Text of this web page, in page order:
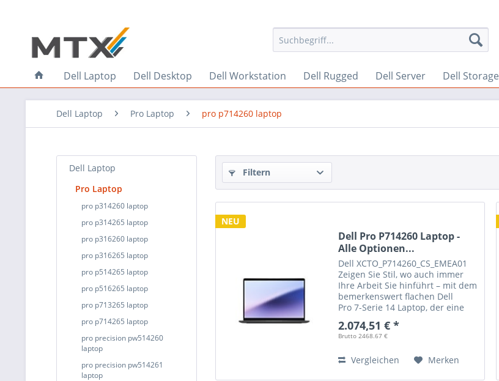
Dell Laptop Dell Desktop Dell Workstation Dell Rugged Dell Server Dell Storage
Dell Laptop Pro Laptop pro p714260 laptop
Dell Laptop
Pro Laptop
pro p314260 laptop
pro p314265 laptop
pro p316260 laptop
pro p316265 laptop
pro p514265 laptop
pro p516265 laptop
pro p713265 laptop
pro p714265 laptop
pro precision pw514260
laptop
pro precision pw514261
laptop
Filtern
NEU
Dell Pro P714260 Laptop -
Alle Optionen...
DellXCTO_P714260_CS_EMEA01
Zeigen Sie Stil, wo auch immer
Ihre Arbeit Sie hinführt – mit dem
bemerkenswert flachen Dell
Pro 7-Serie 14 Laptop, der eine
gelungene Kombination aus
Mobilität und Leistung bietet und
mit Intel® Core™ Ultra
2.074,51 € *
Brutto 2468.67 €
Vergleichen Merken